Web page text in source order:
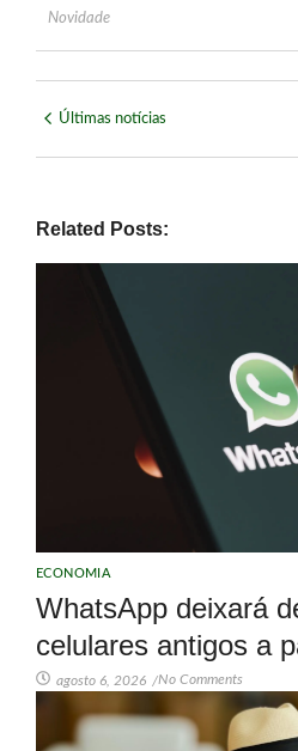
Novidade
Últimas notícias
Related Posts:
ECONOMIA
WhatsApp deixará
celulares antigos a
agosto 6, 2026 /No Comments